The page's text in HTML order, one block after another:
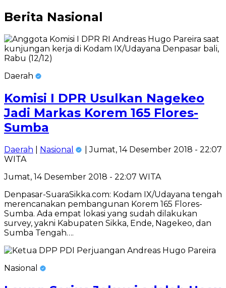
Berita Nasional
Daerah
Komisi I DPR Usulkan Nagekeo
Jadi Markas Korem 165 Flores-
Sumba
Daerah Nasional
| Jumat, 14 Desember 2018 - 22:07
WITA
Jumat, 14 Desember 2018 - 22:07 WITA
Denpasar-SuaraSikka.com: Kodam IX/Udayana tengah
merencanakan pembangunan Korem 165 Flores-
Sumba. Ada empat lokasi yang sudah dilakukan
survey, yakni Kabupaten Sikka, Ende, Nagekeo, dan
Sumba Tengah….
Nasional